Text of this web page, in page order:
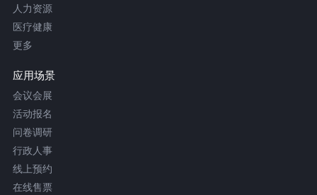
人力资源
医疗健康
更多
应用场景
会议会展
活动报名
问卷调研
行政人事
线上预约
在线售票